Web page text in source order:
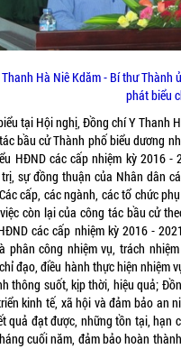
Hà Niê Kdăm - Bí thư Thành
phát biểu
tại Hội nghị, Đồng chí Y Thanh
bầu cử Thành phố biểu dương
HĐND các cấp nhiệm kỳ 2016
sự đồng thuận của Nhân dân
cấp, các ngành, các tổ chức
còn lại của công tác bầu cử
các cấp nhiệm kỳ 2016 -
phân công nhiệm vụ, trách
đạo, điều hành thực hiện nhiệm
thông suốt, kịp thời, hiệu quả;
kinh tế, xã hội và đảm bảo an
quả đạt được, những tồn tại, hạn
cuối năm, đảm bảo hoàn